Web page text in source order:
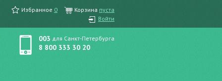
Избранное 0 Корзина пуста
Войти
003 для Санкт-Петербурга
8 800 333 30 20